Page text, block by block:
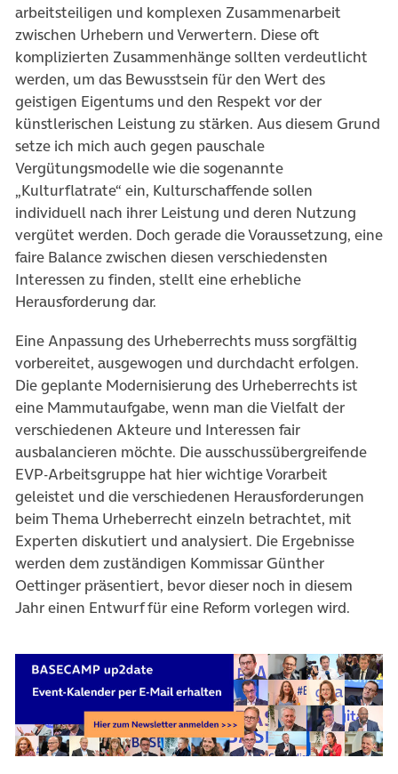
arbeitsteiligen und komplexen Zusammenarbeit
zwischen Urhebern und Verwertern. Diese oft
komplizierten Zusammenhänge sollten verdeutlicht
werden, um das Bewusstsein für den Wert des
geistigen Eigentums und den Respekt vor der
künstlerischen Leistung zu stärken. Aus diesem Grund
setze ich mich auch gegen pauschale
Vergütungsmodelle wie die sogenannte
„Kulturflatrate“ ein, Kulturschaffende sollen
individuell nach ihrer Leistung und deren Nutzung
vergütet werden. Doch gerade die Voraussetzung, eine
faire Balance zwischen diesen verschiedensten
Interessen zu finden, stellt eine erhebliche
Herausforderung dar.
Eine Anpassung des Urheberrechts muss sorgfältig
vorbereitet, ausgewogen und durchdacht erfolgen.
Die geplante Modernisierung des Urheberrechts ist
eine Mammutaufgabe, wenn man die Vielfalt der
verschiedenen Akteure und Interessen fair
ausbalancieren möchte. Die ausschussübergreifende
EVP-Arbeitsgruppe hat hier wichtige Vorarbeit
geleistet und die verschiedenen Herausforderungen
beim Thema Urheberrecht einzeln betrachtet, mit
Experten diskutiert und analysiert. Die Ergebnisse
werden dem zuständigen Kommissar Günther
Oettinger präsentiert, bevor dieser noch in diesem
Jahr einen Entwurf für eine Reform vorlegen wird.